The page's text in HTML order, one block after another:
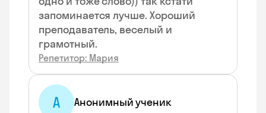
запоминается лучше. Хороший
преподаватель, веселый и
грамотный.
Репетитор: Мария
А
Анонимный ученик